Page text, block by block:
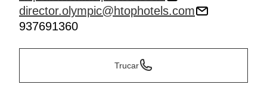
director.olympic@htophotels.com
937691360
Trucar